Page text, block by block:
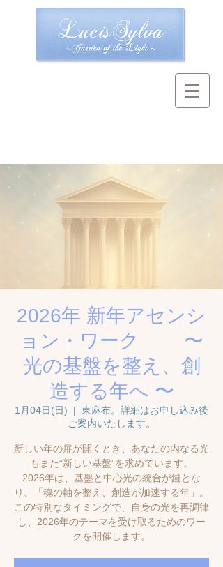
2026年 新年アセンシ
ョン・ワーク 〜
光の基盤を整え、創
造する年へ 〜
1月04日(日)
  |
東麻布。詳細はお申し込み後
ご案内いたします。
新しい年の扉が開くとき、あなたの内なる光
もまた“新しい基盤”を求めています。
2026年は、基盤と中心光の統合が鍵とな
り、「魂の軸を整え、創造が加速する年」。
この特別なタイミングで、自身の光を再調律
し、2026年のテーマを受け取るためのワー
クを開催します。